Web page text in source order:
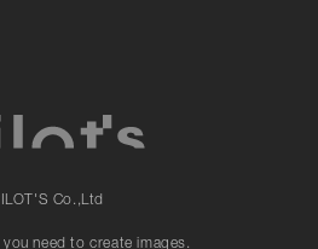
Co.,Ltd
you need to create images.